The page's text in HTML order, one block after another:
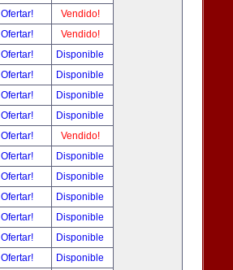
Ofertar!
Vendido!
Ofertar!
Vendido!
Ofertar!
Disponible
Ofertar!
Disponible
Ofertar!
Disponible
Ofertar!
Disponible
Ofertar!
Vendido!
Ofertar!
Disponible
Ofertar!
Disponible
Ofertar!
Disponible
Ofertar!
Disponible
Ofertar!
Disponible
Ofertar!
Disponible